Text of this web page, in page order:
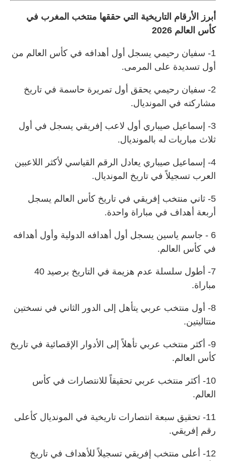
أبرز الأرقام التاريخية التي حققها منتخب المغرب في
كأس العالم 2026
1- سفيان رحيمي يسجل أول أهدافه في كأس العالم من
أول تسديدة على المرمى.
2- سفيان رحيمي يحقق أول تمريرة حاسمة في تاريخ
مشاركته في المونديال.
3- إسماعيل صيباري أول لاعب إفريقي يسجل في أول
ثلاث مباريات له بالمونديال.
4- إسماعيل صيباري يعادل الرقم القياسي لأكثر اللاعبين
العرب تسجيلاً في تاريخ المونديال.
5- ثاني منتخب إفريقي في تاريخ كأس العالم يسجل
أربعة أهداف في مباراة واحدة.
6 - جاسم ياسين يسجل أول أهدافه الدولية وأول أهدافه
في كأس العالم.
7- أطول سلسلة عدم هزيمة في التاريخ برصيد 40
مباراة.
8- أول منتخب عربي يتأهل إلى الدور الثاني في نسختين
متتاليتين.
9- أكثر منتخب عربي تأهلاً إلى الأدوار الإقصائية في تاريخ
كأس العالم.
10- أكثر منتخب عربي تحقيقاً للانتصارات في كأس
العالم.
11- تحقيق سبعة انتصارات تاريخية في المونديال كأعلى
رقم إفريقي.
12- أعلى منتخب إفريقي تسجيلاً للأهداف في تاريخ